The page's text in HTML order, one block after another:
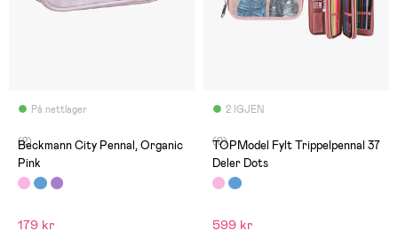
På nettlager
(2)
Beckmann City Pennal, Organic
Pink
179 kr
2 IGJEN
(0)
TOPModel Fylt Trippelpennal 37
Deler Dots
599 kr